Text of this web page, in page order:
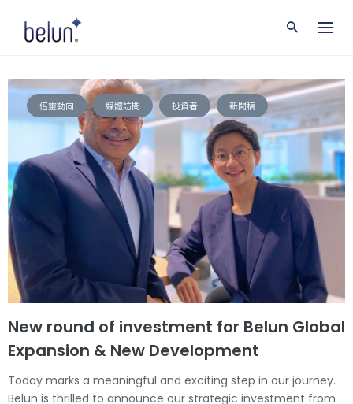
倍靈動向 媒體訪問 投資者 新聞稿
New round of investment for Belun Global
Expansion & New Development
Today marks a meaningful and exciting step in our journey.
Belun is thrilled to announce our strategic investment from